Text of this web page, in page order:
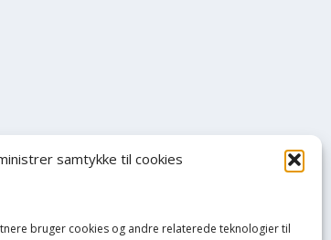
samtykke til cookies
bruger cookies og andre relaterede teknologier til